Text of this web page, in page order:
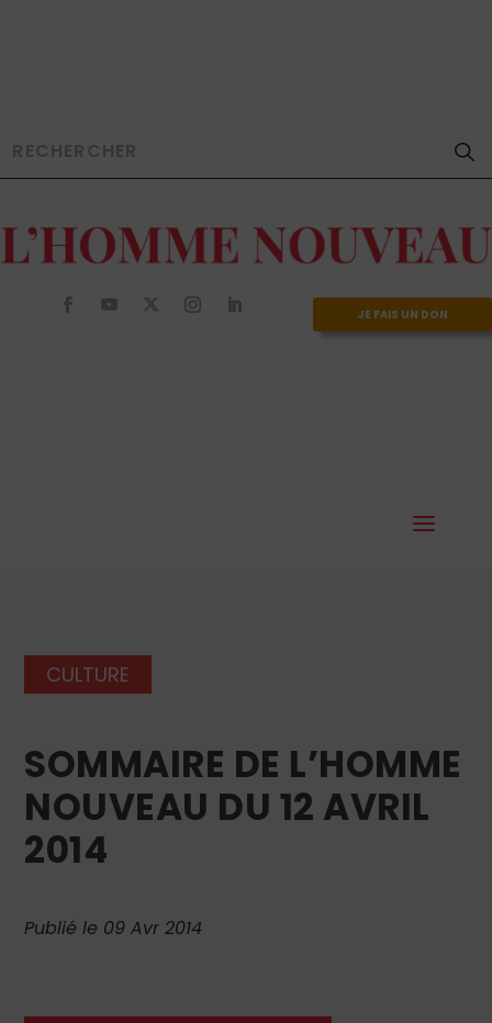
JE FAIS UN DON
CULTURE
SOMMAIRE DE L’HOMME
NOUVEAU DU 12 AVRIL
2014
Publié le 09 Avr 2014